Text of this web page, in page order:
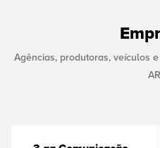
Agências, produtoras, veículos